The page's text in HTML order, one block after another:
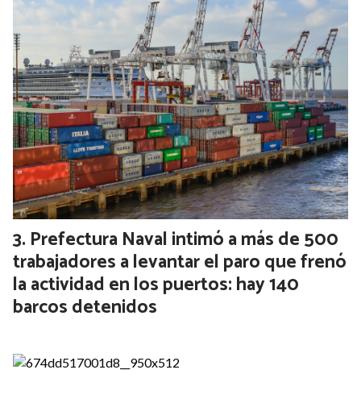
Javier Milei redobló la apuesta: “Lula es
un ladrón, es corrupto, y lo liberaron por
una falla en el procedimiento”